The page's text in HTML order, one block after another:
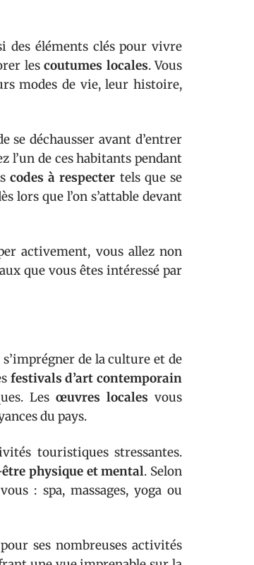
des éléments clés pour vivre
lescoutumes locales. Vous
modes de vie, leur histoire,
se déchausser avant d’entrer
l’un de ces habitants pendant
codes à respecter tels que se
lors que l’on s’attable devant
activement, vous allez non
que vous êtes intéressé par
de la culture et de
festivals d’art contemporain
Lesœuvres locales vous
du pays.
touristiques stressantes.
physique et mental. Selon
: spa, massages, yoga ou
ses nombreuses activités